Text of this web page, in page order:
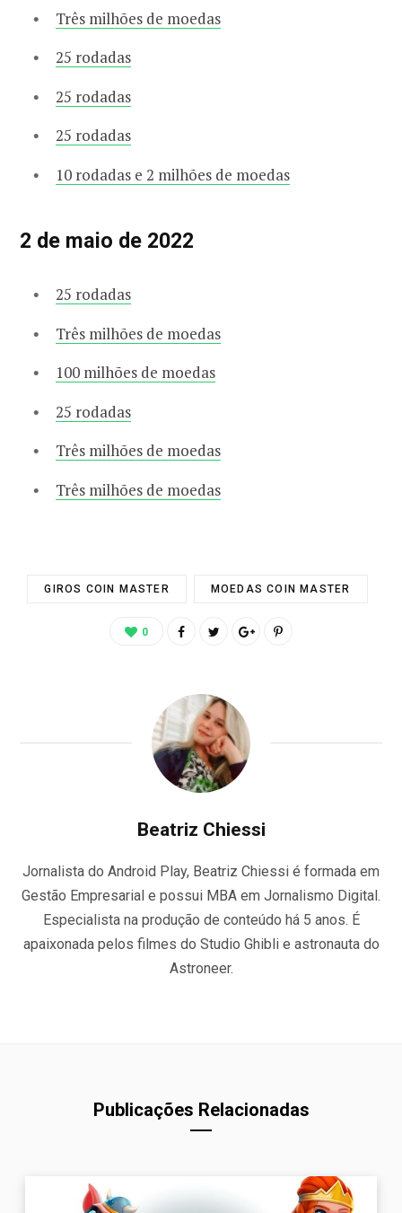
Três milhões de moedas
25 rodadas
25 rodadas
25 rodadas
10 rodadas e 2 milhões de moedas
2 de maio de 2022
25 rodadas
Três milhões de moedas
100 milhões de moedas
25 rodadas
Três milhões de moedas
Três milhões de moedas
GIROS COIN MASTER MOEDAS COIN MASTER
0
Beatriz Chiessi
Jornalista do Android Play, Beatriz Chiessi é formada em
Gestão Empresarial e possui MBA em Jornalismo Digital.
Especialista na produção de conteúdo há 5 anos. É
apaixonada pelos filmes do Studio Ghibli e astronauta do
Astroneer.
Publicações Relacionadas